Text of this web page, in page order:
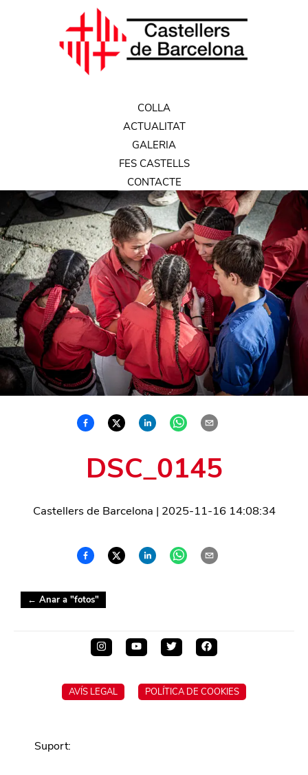
COLLA
ACTUALITAT
GALERIA
FES CASTELLS
CONTACTE
DSC_0145
Castellers de Barcelona | 2025-11-16 14:08:34
← Anar a "fotos"
AVÍS LEGAL POLÍTICA DE COOKIES
Suport: